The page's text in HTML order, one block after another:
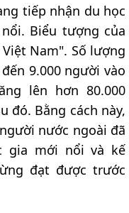
tiếp nhận du học
Biểu tượng của
Nam". Số lượng
9.000 người vào
lên hơn 80.000
đó. Bằng cách này,
nước ngoài đã
gia mới nổi và kế
đạt được trước